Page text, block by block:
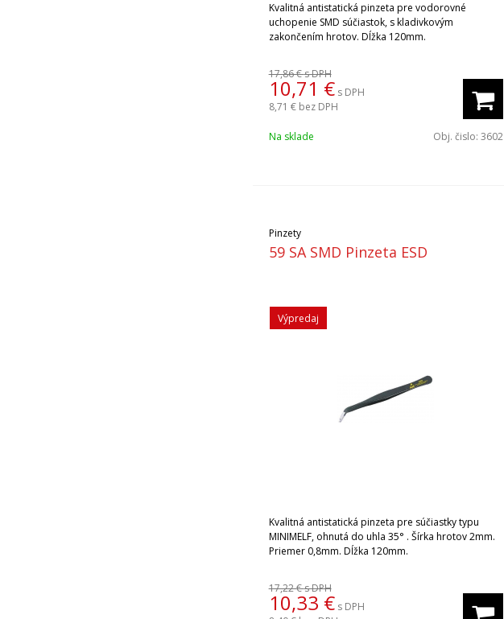
Kvalitná antistatická pinzeta pre vodorovné
uchopenie SMD súčiastok, s kladivkovým
zakončením hrotov. Dĺžka 120mm.
17,86 €s DPH
10,71 € s DPH
8,71 € bez DPH
Na sklade Obj. čislo:3602
Pinzety
59 SA SMD Pinzeta ESD
Výpredaj
Kvalitná antistatická pinzeta pre súčiastky typu
MINIMELF, ohnutá do uhla 35° . Šírka hrotov 2mm.
Priemer 0,8mm. Dĺžka 120mm.
17,22 €s DPH
10,33 € s DPH